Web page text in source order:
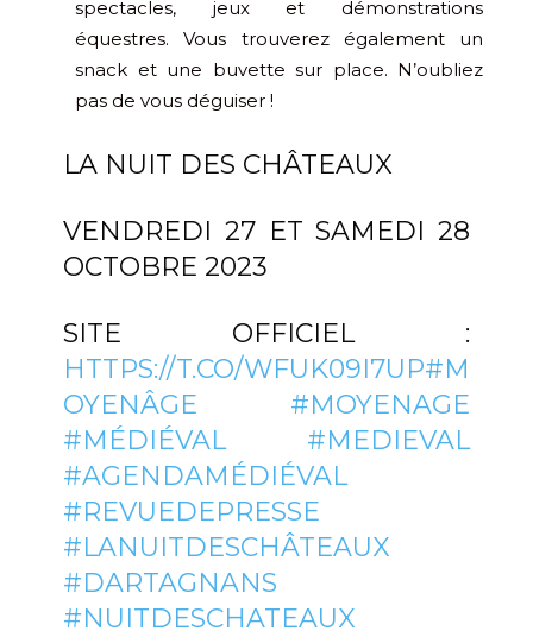
spectacles, jeux et démonstrations
équestres. Vous trouverez également un
snack et une buvette sur place. N’oubliez
pas de vous déguiser !
LA NUIT DES CHÂTEAUX
VENDREDI 27 ET SAMEDI 28
OCTOBRE 2023
SITE OFFICIEL :
HTTPS://T.CO/WFUK09I7UP#M
OYENÂGE
#MOYENAGE
#MÉDIÉVAL
#MEDIEVAL
#AGENDAMÉDIÉVAL
#REVUEDEPRESSE
#LANUITDESCHÂTEAUX
#DARTAGNANS
#NUITDESCHATEAUX